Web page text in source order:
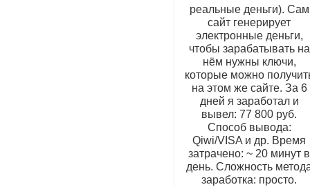
реальные деньги). Сам
сайт генерирует
электронные деньги,
чтобы зарабатывать на
нём нужны ключи,
которые можно
на этом же сайте. За 6
дней я заработал и
вывел: 77 800 руб.
Способ вывода:
Qiwi/VISA и др. Время
затрачено: ~ 20 минут в
день. Сложность
заработка: просто.